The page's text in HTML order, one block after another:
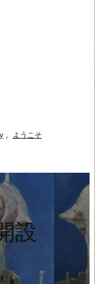
, ようこそ
設